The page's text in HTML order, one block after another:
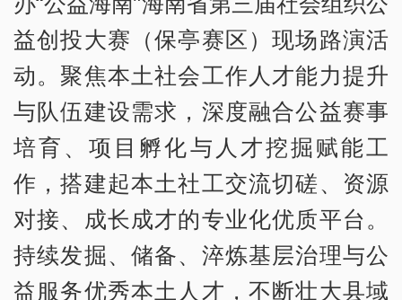
益创投大赛（保亭赛区）现场路演活
动。聚焦本土社会工作人才能力提升
与队伍建设需求，深度融合公益赛事
培育、项目孵化与人才挖掘赋能工
作，搭建起本土社工交流切磋、资源
对接、成长成才的专业化优质平台。
持续发掘、储备、淬炼基层治理与公
益服务优秀本土人才，不断壮大县域